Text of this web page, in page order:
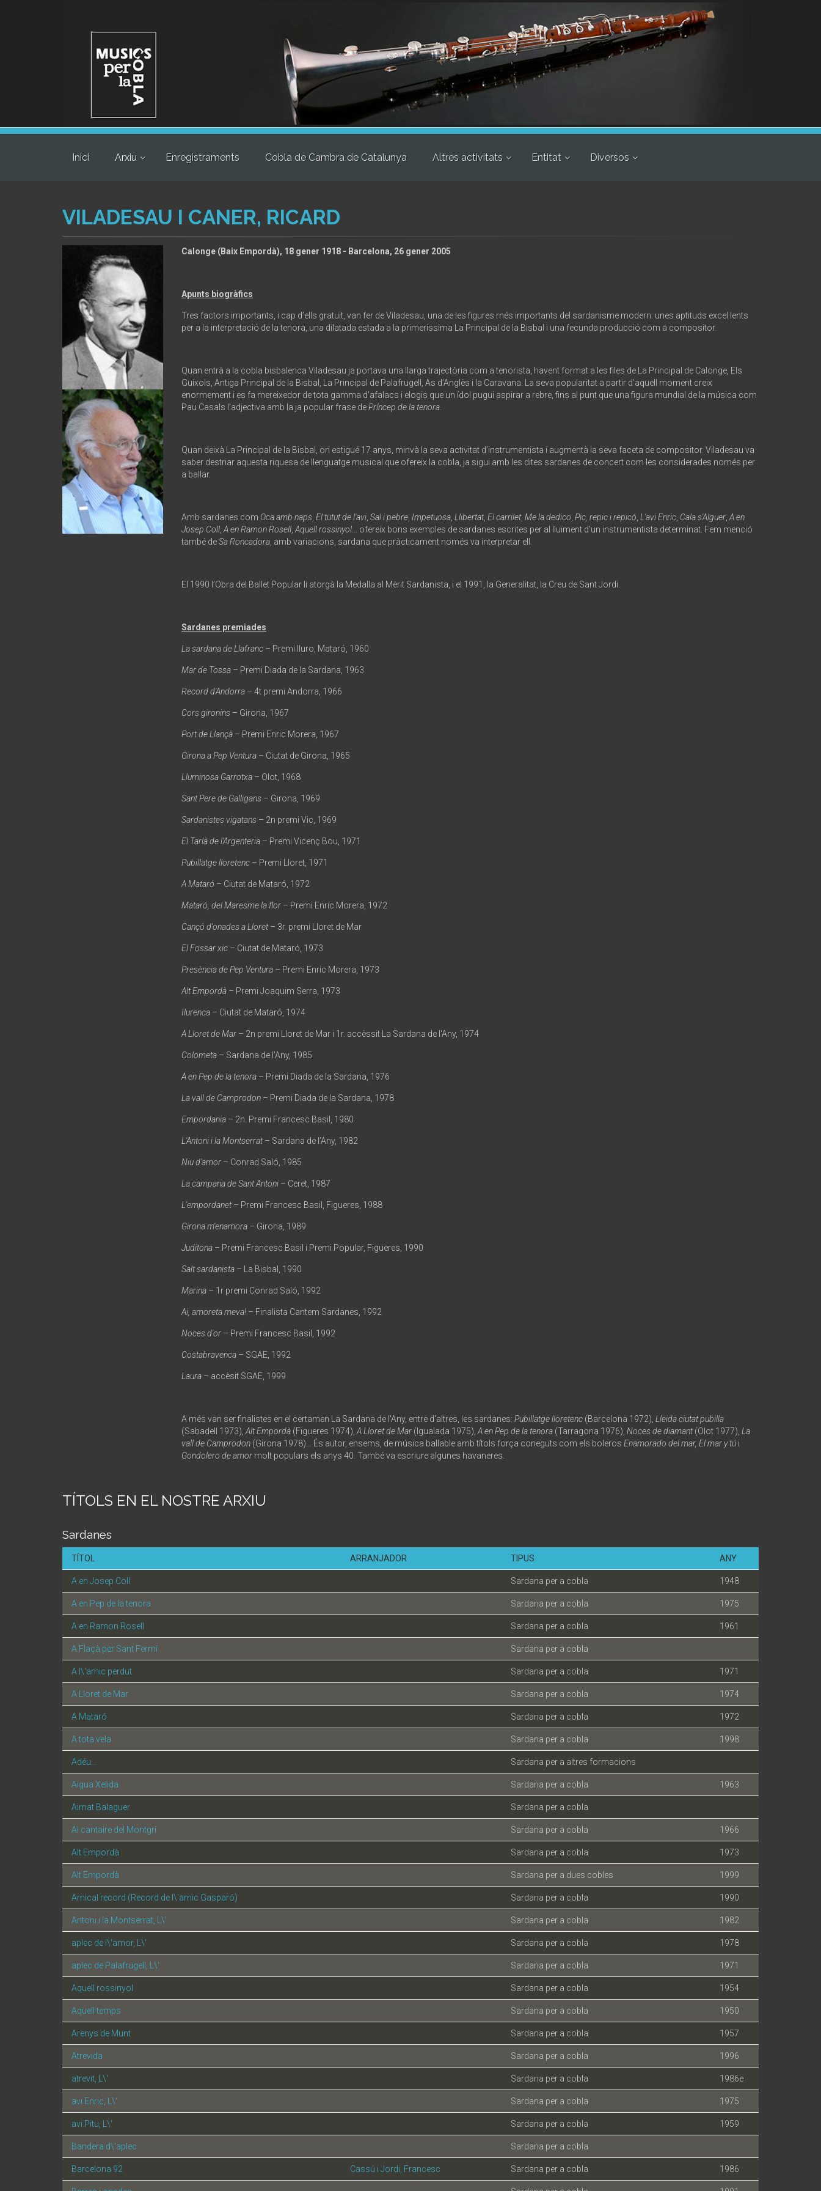
Inici Arxiu Enregistraments Cobla de Cambra de Catalunya Altres activitats Entitat Diversos
VILADESAU I CANER, RICARD
Calonge (Baix Empordà), 18 gener 1918 - Barcelona, 26 gener 2005
Apunts biogràfics
Tres factors importants, i cap d’ells gratuït, van fer de Viladesau, una de les figures rnés importants del sardanisme modern: unes aptituds excel·lents
per a la interpretació de la tenora, una dilatada estada a la primeríssima La Principal de la Bisbal i una fecunda producció com a compositor.
Quan entrà a la cobla bisbalenca Viladesau ja portava una llarga trajectòria com a tenorista, havent format a les files de La Principal de Calonge, Els
Guíxols, Antiga Principal de la Bisbal, La Principal de Palafrugell, As d’Anglès i la Caravana. La seva popularitat a partir d’aquell moment creix
enormement i es fa mereixedor de tota gamma d'afalacs i elogis que un ídol pugui aspirar a rebre, fins al punt que una figura mundial de la música com
Pau Casals l’adjectiva amb la ja popular frase dePríncep de la tenora
Quan deixà La Principal de la Bisbal, on estigué 17 anys, minvà la seva activitat d’instrumentista i augmentà la seva faceta de compositor. Viladesau va
saber destriar aquesta riquesa de llenguatge musical que ofereix la cobla, ja sigui amb les dites sardanes de concert com les considerades només per
a ballar.
Amb sardanes com Oca amb naps El tutut de l'avi Sal i pebre Impetuosa Llibertat, El carrilet, Me la dedico Pic, repic i repicó L'avi Enric Cala s'Alguer A en
Josep Coll A en Ramon Rosell Aquell rossinyol ... ofereix bons exemples de sardanes escrites per al lluïment d’un instrumentista determinat. Fem menció
també deSa Roncadora , amb variacions, sardana que pràcticament només va interpretar ell.
El 1990 l’Obra del Ballet Popular li atorgà la Medalla al Mèrit Sardanista, i el 1991, la Generalitat, la Creu de Sant Jordi.
Sardanes premiades
La sardana de Llafranc – Premi Iluro, Mataró, 1960
Mar de Tossa – Premi Diada de la Sardana, 1963
Record d'Andorra – 4t premi Andorra, 1966
Cors gironins – Girona, 1967
Port de Llançà – Premi Enric Morera, 1967
Girona a Pep Ventura – Ciutat de Girona, 1965
Lluminosa Garrotxa – Olot, 1968
Sant Pere de Galligans – Girona, 1969
Sardanistes vigatans – 2n premi Vic, 1969
El Tarlà de l'Argenteria – Premi Vicenç Bou, 1971
Pubillatge lloretenc – Premi Lloret, 1971
A Mataró – Ciutat de Mataró, 1972
Mataró, del Maresme la flor – Premi Enric Morera, 1972
Cançó d'onades a Lloret– 3r. premi Lloret de Mar
El Fossar xic – Ciutat de Mataró, 1973
Presència de Pep Ventura – Premi Enric Morera, 1973
Alt Empordà – Premi Joaquim Serra, 1973
Ilurenca – Ciutat de Mataró, 1974
A Lloret de Mar – 2n premi Lloret de Mar i 1r. accèssit La Sardana de l'Any, 1974
Colometa – Sardana de l'Any, 1985
A en Pep de la tenora – Premi Diada de la Sardana, 1976
La vall de Camprodon – Premi Diada de la Sardana, 1978
Empordania – 2n. Premi Francesc Basil, 1980
L'Antoni i la Montserrat– Sardana de l’Any, 1982
Niu d'amor – Conrad Saló, 1985
La campana de Sant Antoni – Ceret, 1987
L'empordanet– Premi Francesc Basil, Figueres, 1988
Girona m'enamora – Girona, 1989
Juditona – Premi Francesc Basil i Premi Popular, Figueres, 1990
Salt sardanista – La Bisbal, 1990
Marina – 1r premi Conrad Saló, 1992
Ai, amoreta meva! – Finalista Cantem Sardanes, 1992
Noces d'or – Premi Francesc Basil, 1992
Costabravenca – SGAE, 1992
Laura – accèsit SGAE, 1999
A més van ser finalistes en el certamen La Sardana de l'Any, entre d'altres, les sardanes: Pubillatge lloretenc (Barcelona 1972), Lleida ciutat pubilla
(Sabadell 1973), Alt Empordà (Figueres 1974), A Lloret de Mar (Igualada 1975), A en Pep de la tenora (Tarragona 1976), Noces de diamant(Olot 1977), La
vall de Camprodon (Girona 1978)... És autor, ensems, de música ballable amb títols força coneguts com els boleros Enamorado del mar, El mar y tú i
Gondolero de amor molt populars els anys 40. També va escriure algunes havaneres.
TÍTOLS EN EL NOSTRE ARXIU
Sardanes
TÍTOL ARRANJADOR TIPUS ANY
A en Josep Coll Sardana per a cobla 1948
A en Pep de la tenora Sardana per a cobla 1975
A en Ramon Rosell Sardana per a cobla 1961
A Flaçà per Sant Fermí Sardana per a cobla
A l\'amic perdut Sardana per a cobla 1971
A Lloret de Mar Sardana per a cobla 1974
A Mataró Sardana per a cobla 1972
A tota vela Sardana per a cobla 1998
Adéu... Sardana per a altres formacions
Aigua Xelida Sardana per a cobla 1963
Aimat Balaguer Sardana per a cobla
Al cantaire del Montgrí Sardana per a cobla 1966
Alt Empordà Sardana per a cobla 1973
Alt Empordà Sardana per a dues cobles 1999
Amical record (Record de l\'amic Gasparó) Sardana per a cobla 1990
Antoni i la Montserrat, L\' Sardana per a cobla 1982
aplec de l\'amor, L\' Sardana per a cobla 1978
aplec de Palafrugell, L\' Sardana per a cobla 1971
Aquell rossinyol Sardana per a cobla 1954
Aquell temps Sardana per a cobla 1950
Arenys de Munt Sardana per a cobla 1957
Atrevida Sardana per a cobla 1996
atrevit, L\' Sardana per a cobla 1986e
avi Enric, L\' Sardana per a cobla 1975
avi Pitu, L\' Sardana per a cobla 1959
Bandera d\'aplec Sardana per a cobla
Barcelona 92 Cassú i Jordi, Francesc Sardana per a cobla 1986